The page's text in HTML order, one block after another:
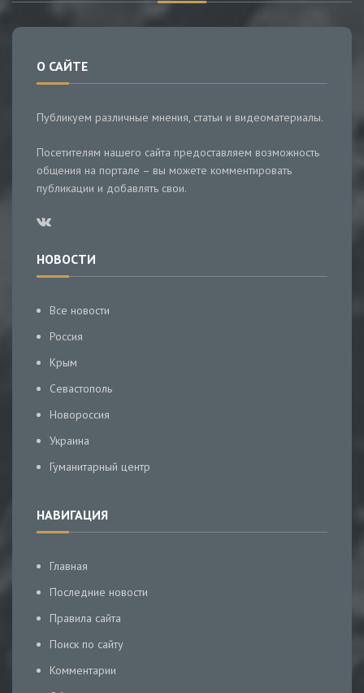
О САЙТЕ
Публикуем различные мнения, статьи и видеоматериалы.
Посетителям нашего сайта предоставляем возможность
общения на портале – вы можете комментировать
публикации и добавлять свои.
НОВОСТИ
Все новости
Россия
Крым
Севастополь
Новороссия
Украина
Гуманитарный центр
НАВИГАЦИЯ
Главная
Последние новости
Правила сайта
Поиск по сайту
Комментарии